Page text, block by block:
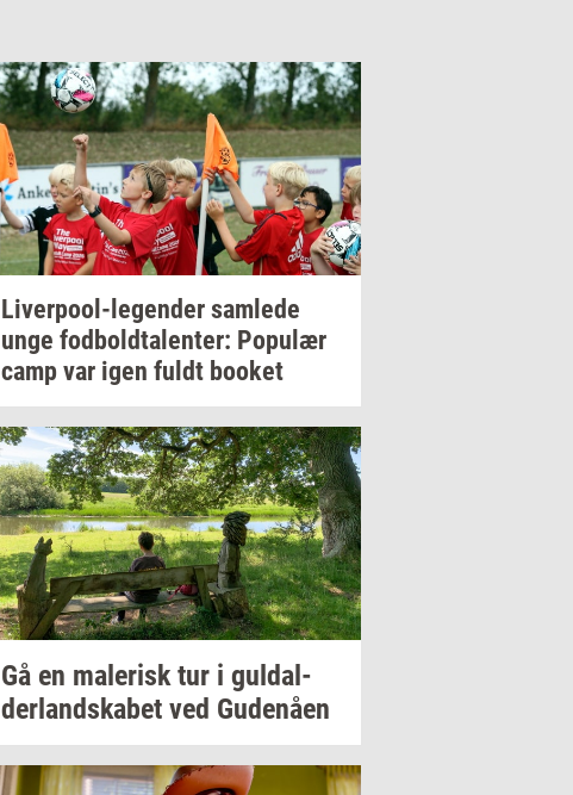
Liverpool-​legender sam­le­de
unge fod­bold­ta­len­ter: Po­pu­lær
camp var igen fuldt boo­k­et
Gå en ma­le­risktur i gul­dal­
der­land­ska­bet ved Gu­denå­en